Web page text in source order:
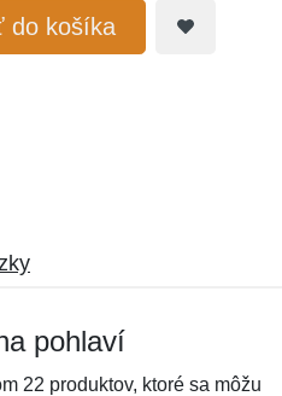
do košíka
pohlaví
22 produktov, ktoré sa môžu